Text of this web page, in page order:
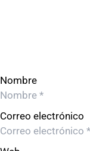
Nombre
Correo electrónico